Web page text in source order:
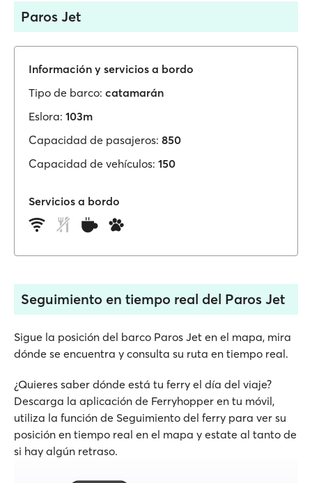
Paros Jet
Información y servicios a bordo
Tipo de barco: catamarán
Eslora: 103m
Capacidad de pasajeros: 850
Capacidad de vehículos: 150
Servicios a bordo
Seguimiento en tiempo real del Paros Jet
Sigue la posición del barco Paros Jet en el mapa, mira
dónde se encuentra y consulta su ruta en tiempo real.
¿Quieres saber dónde está tu ferry el día del viaje?
Descarga la aplicación de Ferryhopper en tu móvil,
utiliza la función de Seguimiento del ferry para ver su
posición en tiempo real en el mapa y estate al tanto de
si hay algún retraso.